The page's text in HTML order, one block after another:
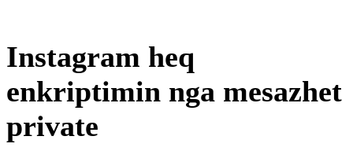
Instagram heq
enkriptimin nga mesazhet
private